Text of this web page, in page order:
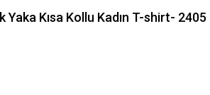
Kısa Kollu Kadın T-shirt- 2405